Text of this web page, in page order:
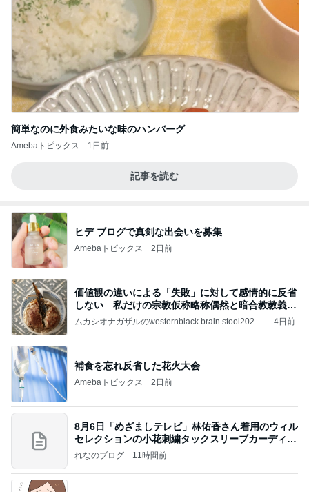
簡単なのに外食みたいな味のハンバーグ
Amebaトピックス 1日前
記事を読む
ヒデ ブログで真剣な出会いを募集
Amebaトピックス 2日前
価値観の違いによる「失敗」に対して感情的に反省
しない 私だけの宗教仮称略称偶然と暗合教教義候
補
ムカシオナガザルのwesternblack brain stool2024
ガザル
4日前
補食を忘れ反省した花火大会
Amebaトピックス 2日前
8月6日「めざましテレビ」林佑香さん着用のウィル
セレクションの小花刺繍タックスリーブカーディガ
ン
れなのブログ 11時間前